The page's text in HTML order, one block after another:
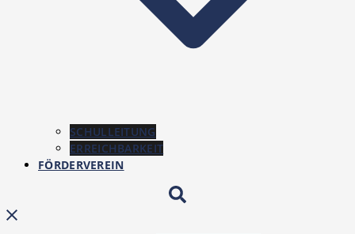
SCHULLEITUNG
ERREICHBARKEIT
FÖRDERVEREIN